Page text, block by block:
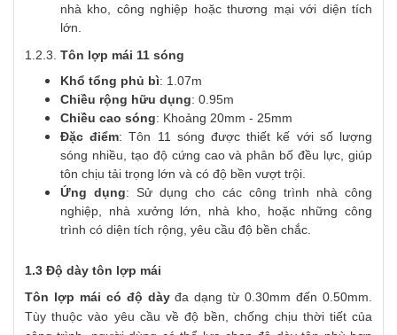
nhà kho, công nghiệp hoặc thương mại với diện tích
lớn.
1.2.3. Tôn lợp mái 11 sóng
Khổ tổng phủ bì: 1.07m
Chiều rộng hữu dụng: 0.95m
Chiều cao sóng: Khoảng 20mm - 25mm
Đặc điểm: Tôn 11 sóng được thiết kế với số lượng
sóng nhiều, tạo độ cứng cao và phân bố đều lực, giúp
tôn chịu tải trọng lớn và có độ bền vượt trội.
Ứng dụng: Sử dụng cho các công trình nhà công
nghiệp, nhà xưởng lớn, nhà kho, hoặc những công
trình có diện tích rộng, yêu cầu độ bền chắc.
1.3 Độ dày tôn lợp mái
Tôn lợp mái có độ dàyđa dạng từ 0.30mm đến 0.50mm.
Tùy thuộc vào yêu cầu về độ bền, chống chịu thời tiết của